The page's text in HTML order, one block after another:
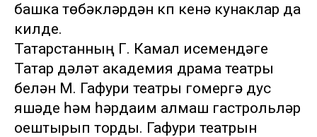
башка төбәкләрдән күп кенә кунаклар да
килде.
Татарстанның Г. Камал исемендәге
Татар дәүләт академия драма театры
белән М. Гафури театры гомергә дус
яшәде һәм һәрдаим алмаш гастрольләр
оештырып торды. Гафури театрын